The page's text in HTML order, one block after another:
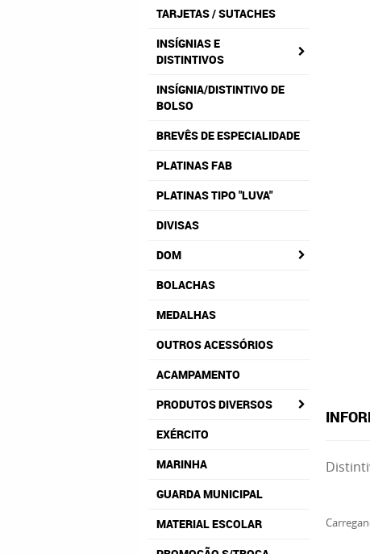
TARJETAS / SUTACHES
INSÍGNIAS E
DISTINTIVOS
INSÍGNIA/DISTINTIVO DE
BOLSO
BREVÊS DE ESPECIALIDADE
PLATINAS FAB
PLATINAS TIPO "LUVA"
DIVISAS
DOM
BOLACHAS
MEDALHAS
OUTROS ACESSÓRIOS
ACAMPAMENTO
PRODUTOS DIVERSOS
EXÉRCITO
MARINHA
GUARDA MUNICIPAL
MATERIAL ESCOLAR